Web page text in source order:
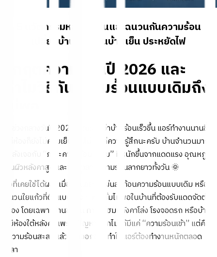
5 นวัตกรรมหลังคาเย็นและฉนวนกันความร้อน
เปลี่ยนบ้านร้อนเป็นบ้านเย็น ประหยัดไฟ
วิกฤตความร้อนปี 2026 และ
ทำไมวิธีกันความร้อนแบบเดิมถึง
ถ้าช่วงกลางวันปี 2026 คุณรู้สึกว่าบ้านร้อนเร็วขึ้น แอร์ทำงานนานขึ้น
แต่ห้องก็ยังไม่ค่อยเย็น นั่นไม่ใช่แค่ความรู้สึกนะครับ บ้านจำนวนมาก
กำลังเจอกับ “ภาระความร้อนสะสม” ที่หนักขึ้นจากแดดแรง อุณหภูมิ
พื้นผิวหลังคาสูง และช่วงเวลาที่ความร้อนลากยาวทั้งวัน 🌞
สิ่งที่เคยใช้ได้ผลดีเมื่อก่อนอย่างแผ่นสะท้อนความร้อนแบบเดิม หรือ
ฉนวนใยแก้วที่ติดแบบบางๆ อาจเริ่มไม่พอในบ้านที่ต้องรับแดดจัดต่อ
เนื่อง โดยเฉพาะบ้านชั้นบน ทาวน์โฮมหลังคาโล่ง โรงจอดรถ หรือบ้าน
ที่มีห้องใต้หลังคา เพราะปัญหาหลักไม่ได้มีแค่ “ความร้อนเข้า” แต่คือ
“ความร้อนสะสมแล้วคายออกช้า” ทำให้แอร์ต้องทำงานหนักตลอด
เวลา